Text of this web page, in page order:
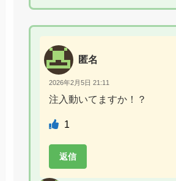
匿名
2026年2月5日 21:11
注入動いてますか！？
1
返信